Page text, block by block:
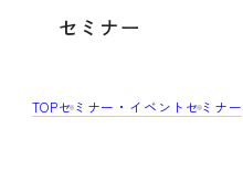
沿革
サービス
ODCデザイン
セミナー
TOPセミナー・イベント セミナー